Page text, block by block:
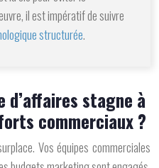
il est impératif de suivre
structurée.
stagne à
commerciaux ?
Vos équipes commerciales